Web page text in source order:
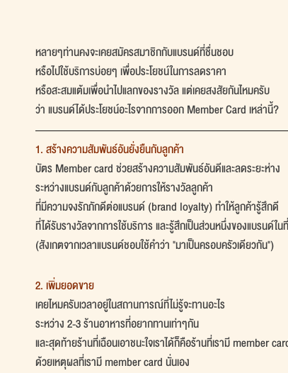
หลายๆท่านคงจะเคยสมัครสมาชิกกับแบรนด์ที่ชื่นชอบ
หรือไปใช้บริการบ่อยๆ เพื่อประโยชน์ในการลดราคา
หรือสะสมแต้มเพื่อนำไปแลกของรางวัล แต่เคยสงสัยกันไหมครับ
ว่า แบรนด์ได้ประโยชน์อะไรจากการออก Member Card เหล่านี้?
1. สร้างความสัมพันธ์อันยั่งยืนกับลูกค้า
บัตร Member card ช่วยสร้างความสัมพันธ์อันดีและลดระยะห่าง
ระหว่างแบรนด์กับลูกค้าด้วยการให้รางวัลลูกค้า
ที่มีความจงรักภักดีต่อแบรนด์ (brand loyalty) ทำให้ลูกค้ารู้สึกดี
ที่ได้รับรางวัลจากการใช้บริการ และรู้สึกเป็นส่วนหนึ่งของแบรนด์ใ
(สังเกตจากเวลาแบรนด์ชอบใช้คำว่า "มาเป็นครอบครัวเดียวกัน")
2. เพิ่มยอดขาย
เคยไหมครับเวลาอยู่ในสถานการณ์ที่ไม่รู้จะทานอะไร
ระหว่าง 2-3 ร้านอาหารที่อยากทานเท่าๆกัน
และสุดท้ายร้านที่เฉือนเอาชนะใจเราได้ก็คือร้านที่เรามี member
ด้วยเหตุผลที่เรามี member card นั่นเอง